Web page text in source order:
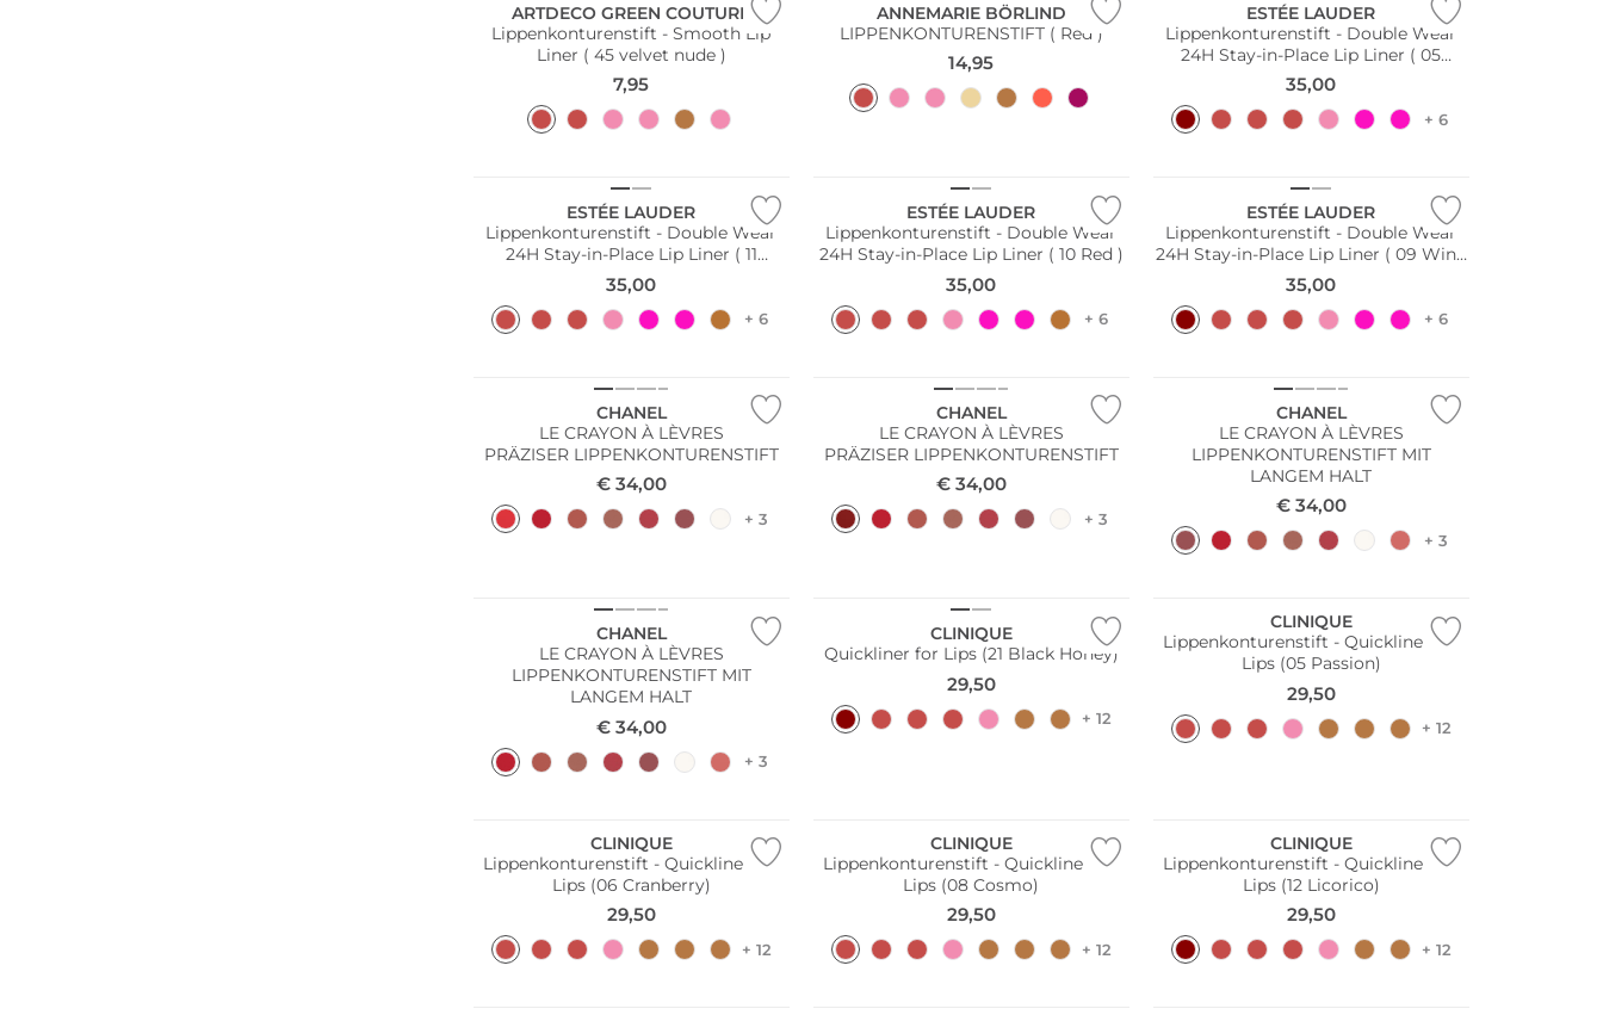
ARTDECO GREEN COUTURE
Lippenkonturenstift - Smooth Lip
Liner ( 45 velvet nude )
7,95
ANNEMARIE BÖRLIND
LIPPENKONTURENSTIFT ( Red )
14,95
ESTÉE LAUDER
Lippenkonturenstift - Double Wear
24H Stay-in-Place Lip Liner ( 05
Chestnut )
35,00
+ 6
ESTÉE LAUDER
Lippenkonturenstift - Double Wear
24H Stay-in-Place Lip Liner ( 11
Persuasive )
35,00
+ 6
ESTÉE LAUDER
Lippenkonturenstift - Double Wear
24H Stay-in-Place Lip Liner ( 10 Red )
35,00
+ 6
ESTÉE LAUDER
Lippenkonturenstift - Double Wear
24H Stay-in-Place Lip Liner ( 09 Wine
)
35,00
+ 6
CHANEL
LE CRAYON À LÈVRES
PRÄZISER LIPPENKONTURENSTIFT
€ 34,00
+ 3
CHANEL
LE CRAYON À LÈVRES
PRÄZISER LIPPENKONTURENSTIFT
€ 34,00
+ 3
CHANEL
LE CRAYON À LÈVRES
LIPPENKONTURENSTIFT MIT
LANGEM HALT
€ 34,00
+ 3
CHANEL
LE CRAYON À LÈVRES
LIPPENKONTURENSTIFT MIT
LANGEM HALT
€ 34,00
+ 3
CLINIQUE
Quickliner for Lips (21 Black Honey)
29,50
+ 12
CLINIQUE
Lippenkonturenstift - Quickliner for
Lips (05 Passion)
29,50
+ 12
CLINIQUE
Lippenkonturenstift - Quickliner for
Lips (06 Cranberry)
29,50
+ 12
CLINIQUE
Lippenkonturenstift - Quickliner for
Lips (08 Cosmo)
29,50
+ 12
CLINIQUE
Lippenkonturenstift - Quickliner for
Lips (12 Licorico)
29,50
+ 12